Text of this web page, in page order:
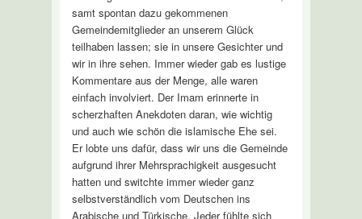
samt spontan dazu gekommenen
Gemeindemitglieder an unserem Glück
teilhaben lassen; sie in unsere Gesichter und
wir in ihre sehen. Immer wieder gab es lustige
Kommentare aus der Menge, alle waren
einfach involviert. Der Imam erinnerte in
scherzhaften Anekdoten daran, wie wichtig
und auch wie schön die islamische Ehe sei.
Er lobte uns dafür, dass wir uns die Gemeinde
aufgrund ihrer Mehrsprachigkeit ausgesucht
hatten und switchte immer wieder ganz
selbstverständlich vom Deutschen ins
Arabische und Türkische. Jeder fühlte sich